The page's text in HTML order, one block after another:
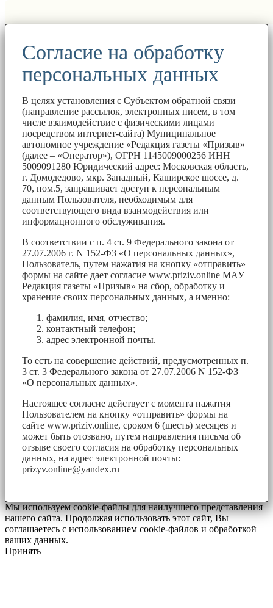
Согласие на обработку
персональных данных
В целях установления с Субъектом обратной связи
(направление рассылок, электронных писем, в том
числе взаимодействие с физическими лицами
посредством интернет-сайта) Муниципальное
автономное учреждение «Редакция газеты «Призыв»
(далее – «Оператор»), ОГРН 1145009000256 ИНН
5009091280 Юридический адрес: Московская область,
г. Домодедово, мкр. Западный, Каширское шоссе, д.
70, пом.5, запрашивает доступ к персональным
данным Пользователя, необходимым для
соответствующего вида взаимодействия или
информационного обслуживания.
В соответствии с п. 4 ст. 9 Федерального закона от
27.07.2006 г. N 152-ФЗ «О персональных данных»,
Пользователь, путем нажатия на кнопку «отправить»
формы на сайте дает согласие www.priziv.online МАУ
Редакция газеты «Призыв» на сбор, обработку и
хранение своих персональных данных, а именно:
фамилия, имя, отчество;
контактный телефон;
адрес электронной почты.
То есть на совершение действий, предусмотренных п.
3 ст. 3 Федерального закона от 27.07.2006 N 152-ФЗ
«О персональных данных».
Настоящее согласие действует с момента нажатия
Пользователем на кнопку «отправить» формы на
сайте www.priziv.online, сроком 6 (шесть) месяцев и
может быть отозвано, путем направления письма об
отзыве своего согласия на обработку персональных
данных, на адрес электронной почты:
prizyv.online@yandex.ru
Мы используем cookie-файлы для наилучшего представления
нашего сайта. Продолжая использовать этот сайт, Вы
соглашаетесь с использованием cookie-файлов и обработкой
ваших данных.
Принять